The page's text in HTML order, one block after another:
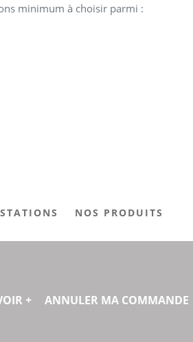
minimum à choisir parmi :
NOS PRODUITS
+ ANNULER MA COMMANDE